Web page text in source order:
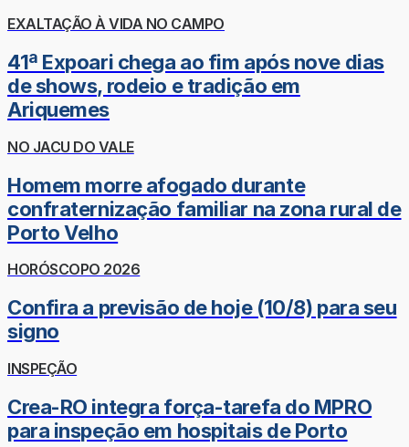
EXALTAÇÃO À VIDA NO CAMPO
41ª Expoari chega ao fim após nove dias
de shows, rodeio e tradição em
Ariquemes
NO JACU DO VALE
Homem morre afogado durante
confraternização familiar na zona rural de
Porto Velho
HORÓSCOPO 2026
Confira a previsão de hoje (10/8) para seu
signo
INSPEÇÃO
Crea-RO integra força-tarefa do MPRO
para inspeção em hospitais de Porto